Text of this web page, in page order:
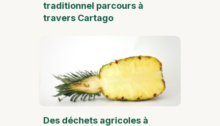
traditionnel parcours à
travers Cartago
Des déchets agricoles à